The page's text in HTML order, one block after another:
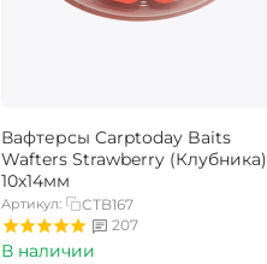
Вафтерсы Carptoday Baits
Wafters Strawberry (Клубника)
10х14мм
Артикул:
CTB167
207
В наличии